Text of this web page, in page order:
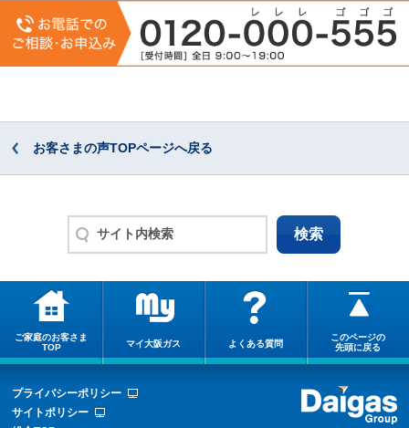
お客さまの声TOPページへ戻る
ご家庭のお客さま
TOP
マイ大阪ガス よくある質問
このページの
先頭に戻る
プライバシーポリシー
サイトポリシー